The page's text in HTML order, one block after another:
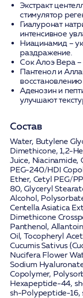
Экстракт
стимулятор
Гиалуронат
интенсивное
Ниацинамид –
раздражение.
Сок Алоэ Вера–
Пантенол и
Аденозин и
улучшают
Состав
Water, Butylene
Dimethicone, 1,2-
Juice, Niacinamide,
PEG-240/HDI
Ether, Cetyl PEG/
80, Glyceryl
Alcohol,
Centella Asiatica
Dimethicone
Panthenol,
Oil, Tocopheryl
Cucumis Sativus
Nucifera Flower
Sodium
Copolymer,
Hexapeptide-44,
sh-Polypeptide-